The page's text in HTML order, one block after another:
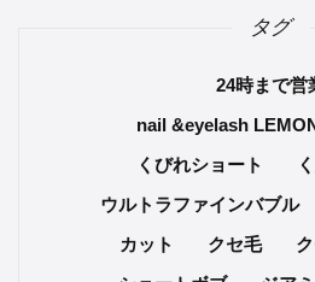
タグ
24時まで営
nail &eyelash
くびれショート
ウルトラファインバブル
カット
クセ毛